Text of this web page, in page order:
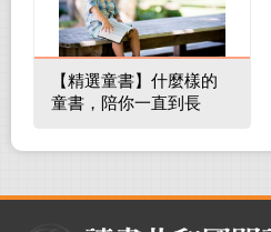
【精選童書】什麼樣的
童書，陪你一直到長